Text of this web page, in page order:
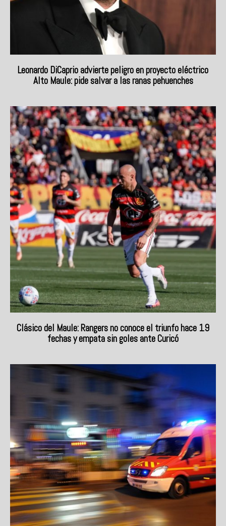
Leonardo DiCaprio advierte peligro en proyecto eléctrico
Alto Maule: pide salvar a las ranas pehuenches
Clásico del Maule: Rangers no conoce el triunfo hace 19
fechas y empata sin goles ante Curicó